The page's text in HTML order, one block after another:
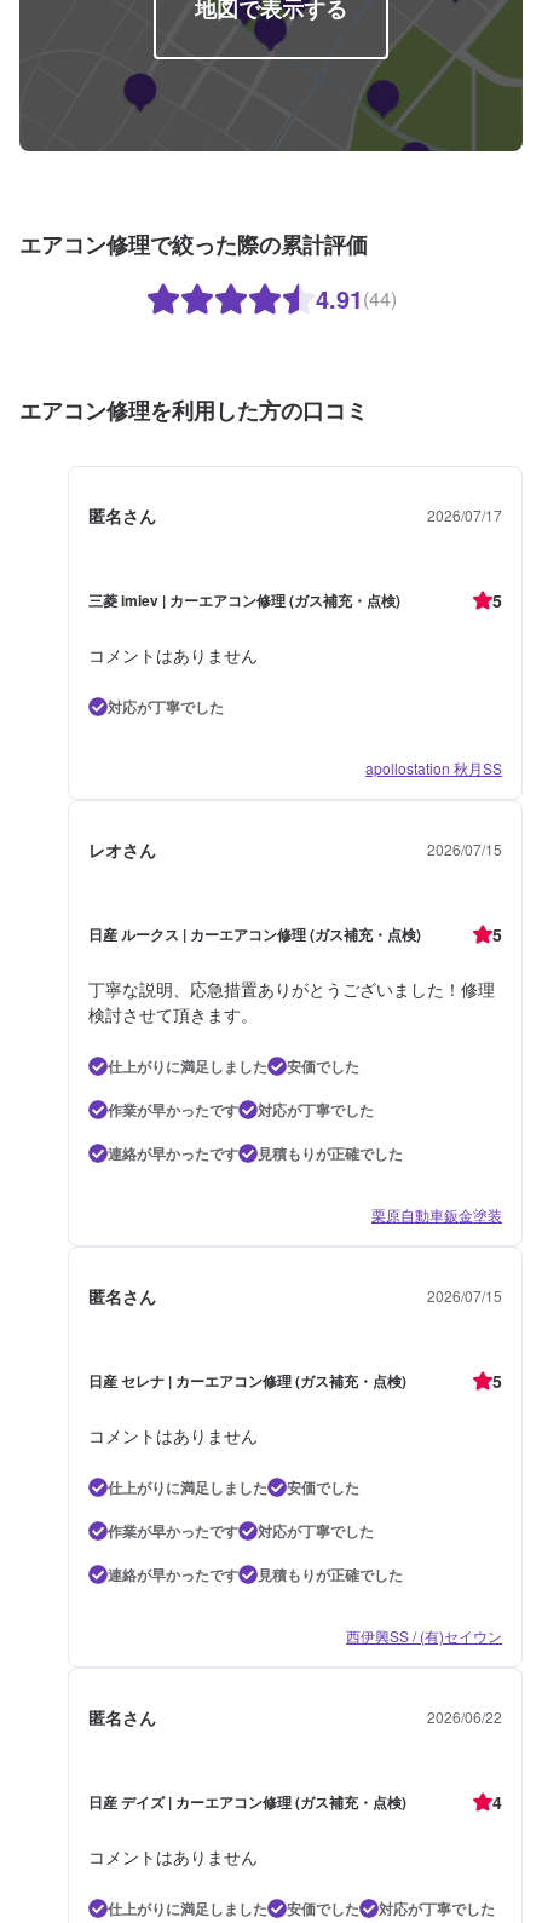
地図で表示する
エアコン修理で絞った際の累計評価
4.91(44)
エアコン修理を利用した方の口コミ
匿名さん 2026/07/17
三菱 imiev | カーエアコン修理 (ガス補充・点検) 5
コメントはありません
対応が丁寧でした
apollostation 秋月SS
レオさん 2026/07/15
日産 ルークス | カーエアコン修理 (ガス補充・点検) 5
丁寧な説明、応急措置ありがとうございました！修理
検討させて頂きます。
仕上がりに満足しました
安価でした
作業が早かったです
対応が丁寧でした
連絡が早かったです
見積もりが正確でした
栗原自動車鈑金塗装
匿名さん 2026/07/15
日産 セレナ | カーエアコン修理 (ガス補充・点検) 5
コメントはありません
仕上がりに満足しました
安価でした
作業が早かったです
対応が丁寧でした
連絡が早かったです
見積もりが正確でした
西伊興SS / (有)セイウン
匿名さん 2026/06/22
日産 デイズ | カーエアコン修理 (ガス補充・点検) 4
コメントはありません
仕上がりに満足しました 安価でした
対応が丁寧でした